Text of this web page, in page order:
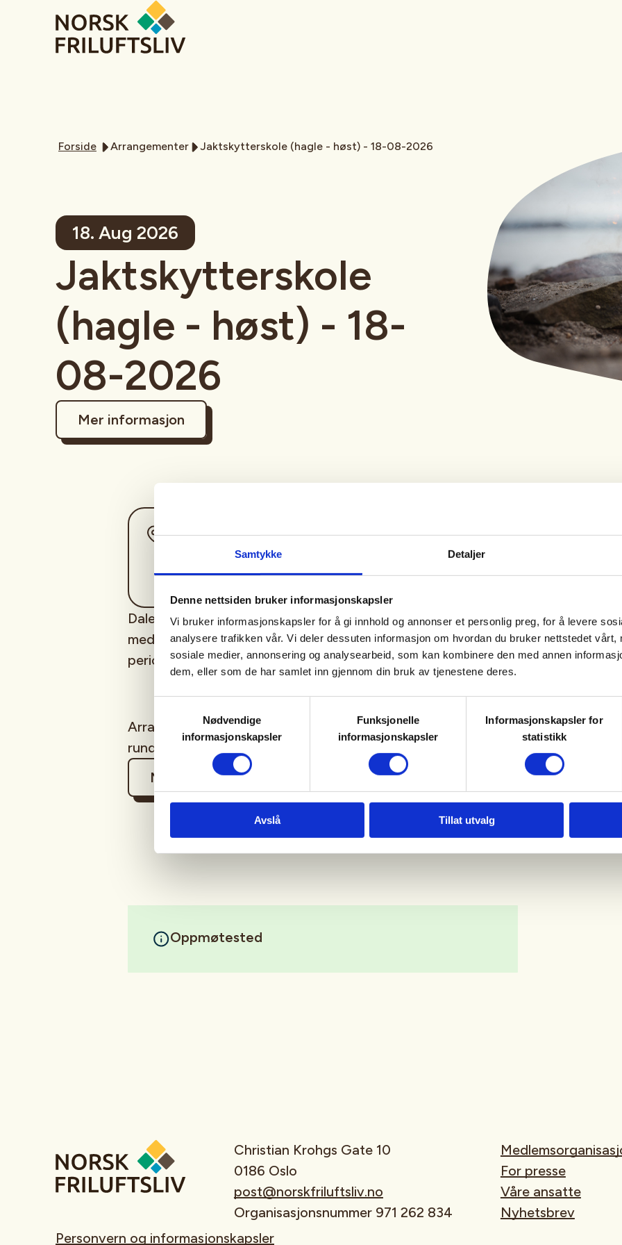
Samtykke Detaljer
Denne nettsiden bruker informasjonskapsler
Vi bruker informasjonskapsler for å gi innhold og annonser et personlig preg, for å levere
analysere trafikken vår. Vi deler dessuten informasjon om hvordan du bruker nettstedet vårt,
sosiale medier, annonsering og analysearbeid, som kan kombinere den med annen
dem, eller som de har samlet inn gjennom din bruk av tjenestene deres.
Nødvendige
informasjonskapsler
Funksjonelle
informasjonskapsler
Informasjonskapsler for
statistikk
Avslå Tillat utvalg
Forside Arrangementer Jaktskytterskole (hagle - høst) - 18-08-2026
18. Aug 2026
Jaktskytterskole
(hagle - høst) - 18-
08-2026
Mer informasjon
Sted Tid
Kl. 18.00 - 20.00
Arrangør
Dale JFL inviterer medlemmer under 26 år til jaktskytterskole
med hagleskyting på banen i Norddalen, hver tirsdag i
perioden 05.mai-07.juli 2026.
Arrangør stiller med instruktør(er) og våpen til utlån. En gratis
runde (25 skudd og duer) pr kveld.
Mer informasjon
Oppmøtested
Christian Krohgs Gate 10
0186 Oslo
post@norskfriluftsliv.no
Organisasjonsnummer 971 262 834
For presse
Våre ansatte
Nyhetsbrev
Personvern og informasjonskapsler